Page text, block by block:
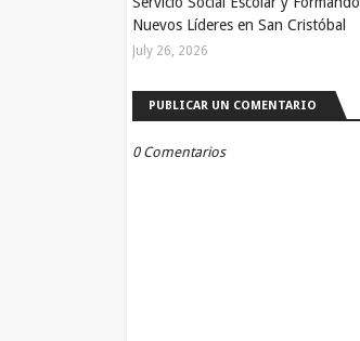
Nuevos Líderes en San Cristóbal
July 26, 2026
PUBLICAR UN COMENTARIO
0 Comentarios